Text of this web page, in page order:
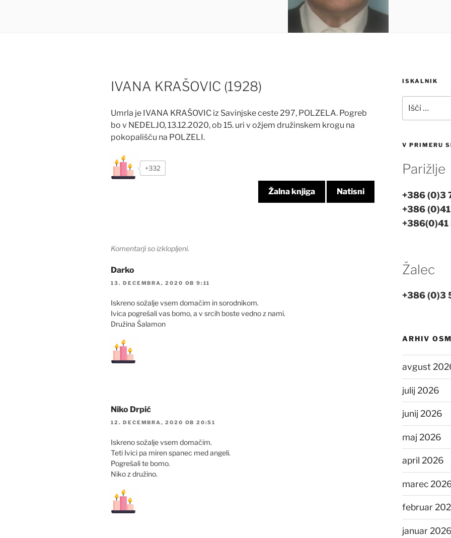
IVANA KRAŠOVIC (1928)
Umrla je IVANA KRAŠOVIC iz Savinjske ceste 297, POLZELA. Pogreb
bo v NEDELJO, 13.12.2020, ob 15. uri v ožjem družinskem krogu na
pokopališču na POLZELI.
+332
Žalna knjiga Natisni
Darko
13. DECEMBRA, 2020 OB 9:11
Iskreno sožalje vsem domačim in sorodnikom.
Ivica pogrešali vas bomo, a v srcih boste vedno z nami.
Družina Šalamon
Niko Drpić
12. DECEMBRA, 2020 OB 20:51
Iskreno sožalje vsem domačim.
Teti Ivici pa miren spanec med angeli.
Pogrešali te bomo.
Niko z družino.
Komentarji so izklopljeni.
ISKALNIK
V PRIMERU
Parižlje
+386 (0)3
+386
Žalec
+386 (0)3
ARHIV
avgust
julij 2026
junij 2026
maj 2026
april 2026
marec
februar
januar 2026